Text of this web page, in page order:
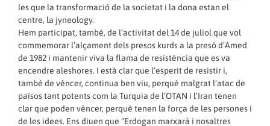
les que la transformació de la societat i la dona estan el
centre, la jyneology.
Hem participat, també, de l’activitat del 14 de juliol que vol
commemorar l’alçament dels presos kurds a la presó d’Amed
de 1982 i mantenir viva la flama de resistència que es va
encendre aleshores. I està clar que l’esperit de resistir i,
també de vèncer, continua ben viu, perquè malgrat l’atac de
països tant potents com la Turquia de l’OTAN i l’Iran tenen
clar que poden vèncer, perquè tenen la força de les persones i
de les idees. Ens diuen que “Erdogan marxarà i nosaltres